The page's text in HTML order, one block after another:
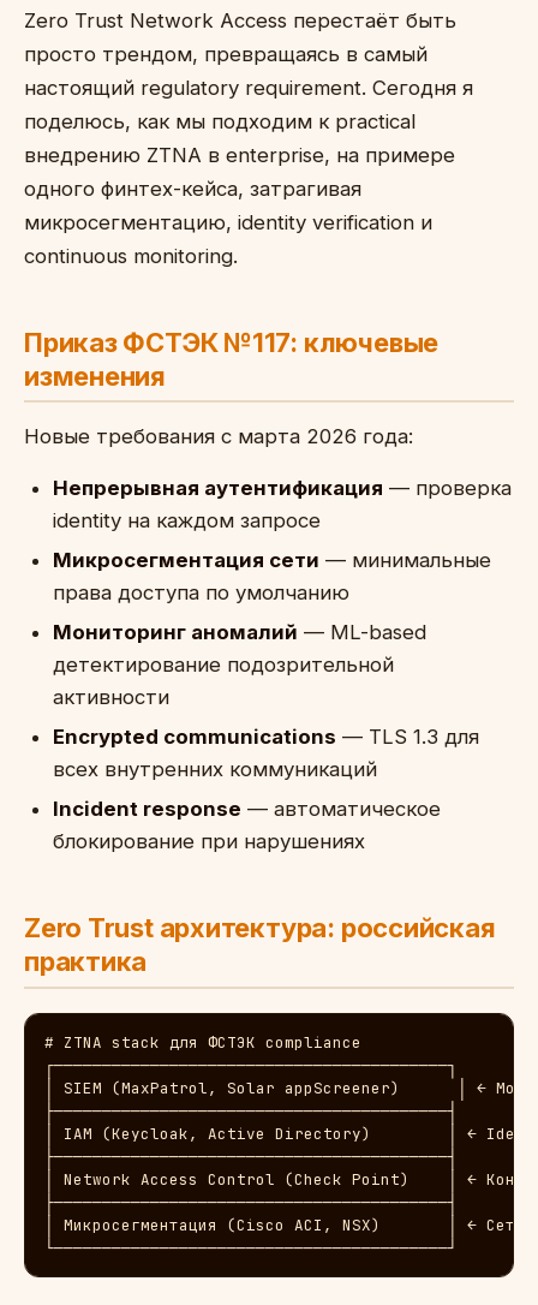
Zero Trust Network Access перестаёт быть
просто трендом, превращаясь в самый
настоящий regulatory requirement. Сегодня я
поделюсь, как мы подходим к practical
внедрению ZTNA в enterprise, на примере
одного финтех-кейса, затрагивая
микросегментацию, identity verification и
continuous monitoring.
Приказ ФСТЭК №117: ключевые
изменения
Новые требования с марта 2026 года:
Непрерывная аутентификация — проверка
identity на каждом запросе
Микросегментация сети — минимальные
права доступа по умолчанию
Мониторинг аномалий — ML-based
детектирование подозрительной
активности
Encrypted communications — TLS 1.3 для
всех внутренних коммуникаций
Incident response — автоматическое
блокирование при нарушениях
Zero Trust архитектура: российская
практика
# ZTNA stack для ФСТЭК compliance
┌─────────────────────────────────────────┐
│ SIEM (MaxPatrol, Solar appScreener)      │ ←
├─────────────────────────────────────────┤
│ IAM (Keycloak, Active Directory)        │ ←
├─────────────────────────────────────────┤
│ Network Access Control (Check Point)    │ ←
├─────────────────────────────────────────┤
│ Микросегментация (Cisco ACI, NSX)       │ ←
└─────────────────────────────────────────┘